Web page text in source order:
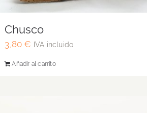
Chusco
3,80€ IVA incluido
Añadir al carrito